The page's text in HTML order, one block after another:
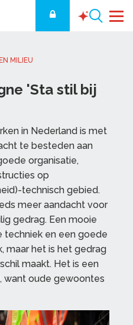
MILIEU
'Sta stil bij
in Nederland is met
te besteden aan
organisatie,
op
technisch gebied.
meer aandacht voor
gedrag. Een mooie
techniek en een goede
maar het is het gedrag
maakt. Het is een
want oude gewoontes